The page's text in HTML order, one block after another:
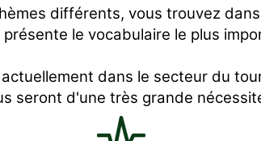
différents, vous trouvez
le vocabulaire le plus
dans le secteur du
seront d'une très grande